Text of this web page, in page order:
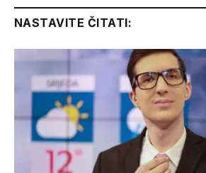
NASTAVITE ČITATI: